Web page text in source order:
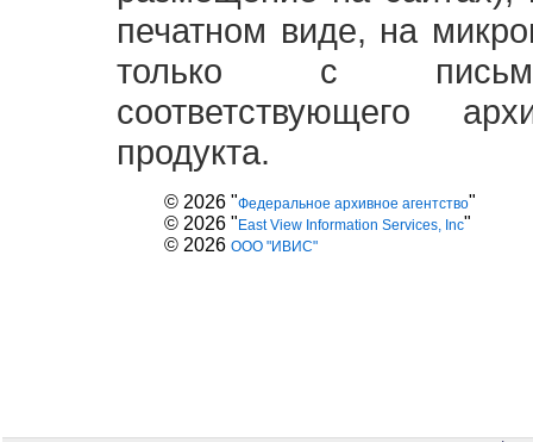
печатном виде, на
только с
соответствующего
продукта.
© 2026 "Федеральное архивное агентство"
© 2026 " East View Information Services, Inc"
© 2026 ООО "ИВИС"